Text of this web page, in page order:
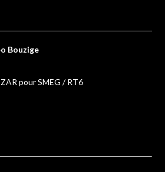
Bouzige
pour SMEG / RT6